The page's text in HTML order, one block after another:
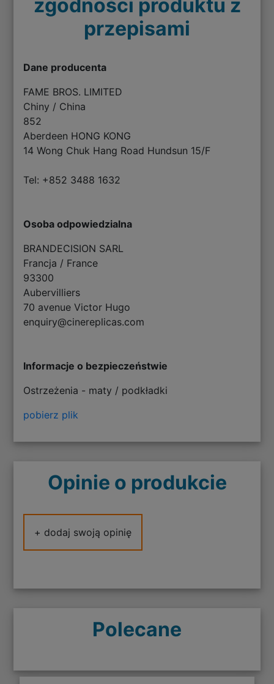
zgodności produktu z
przepisami
Dane producenta
FAME BROS. LIMITED
Chiny / China
852
Aberdeen HONG KONG
14 Wong Chuk Hang Road Hundsun 15/F
Tel: +852 3488 1632
Osoba odpowiedzialna
BRANDECISION SARL
Francja / France
93300
Aubervilliers
70 avenue Victor Hugo
enquiry@cinereplicas.com
Informacje o bezpieczeństwie
Ostrzeżenia - maty / podkładki
pobierz plik
Opinie o produkcie
+ dodaj swoją opinię
Polecane